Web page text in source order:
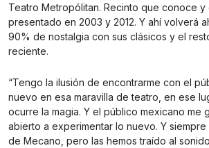
Teatro Metropólitan. Recinto que conoce y
presentado en 2003 y 2012. Y ahí volverá
90% de nostalgia con sus clásicos y el
reciente.
“Tengo la ilusión de encontrarme con el
nuevo en esa maravilla de teatro, en ese
ocurre la magia. Y el público mexicano me
abierto a experimentar lo nuevo. Y
de Mecano, pero las hemos traído al